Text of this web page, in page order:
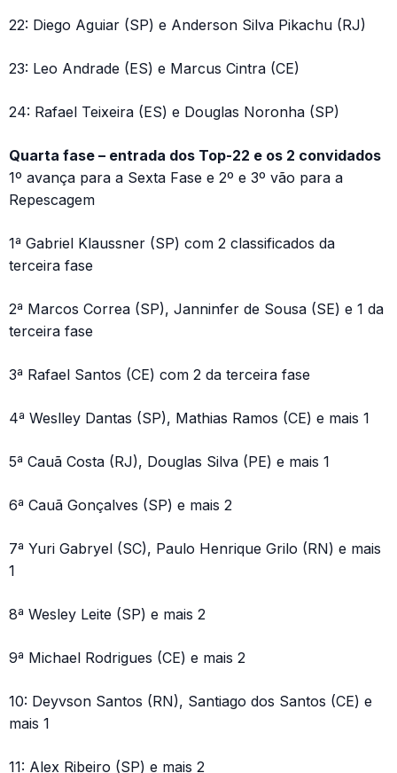
22: Diego Aguiar (SP) e Anderson Silva Pikachu (RJ)
23: Leo Andrade (ES) e Marcus Cintra (CE)
24: Rafael Teixeira (ES) e Douglas Noronha (SP)
Quarta fase – entrada dos Top-22 e os 2 convidados
1º avança para a Sexta Fase e 2º e 3º vão para a
Repescagem
1ª Gabriel Klaussner (SP) com 2 classificados da
terceira fase
2ª Marcos Correa (SP), Janninfer de Sousa (SE) e 1 da
terceira fase
3ª Rafael Santos (CE) com 2 da terceira fase
4ª Weslley Dantas (SP), Mathias Ramos (CE) e mais 1
5ª Cauã Costa (RJ), Douglas Silva (PE) e mais 1
6ª Cauã Gonçalves (SP) e mais 2
7ª Yuri Gabryel (SC), Paulo Henrique Grilo (RN) e mais
1
8ª Wesley Leite (SP) e mais 2
9ª Michael Rodrigues (CE) e mais 2
10: Deyvson Santos (RN), Santiago dos Santos (CE) e
mais 1
11: Alex Ribeiro (SP) e mais 2